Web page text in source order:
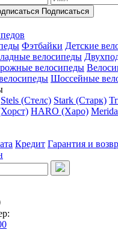
Подписаться
Фэтбайки Детские
велосипеды
велосипеды
Шоссейные
Stels (Стелс) Stark (Старк)
HARO (Харо)
Кредит Гарантия и